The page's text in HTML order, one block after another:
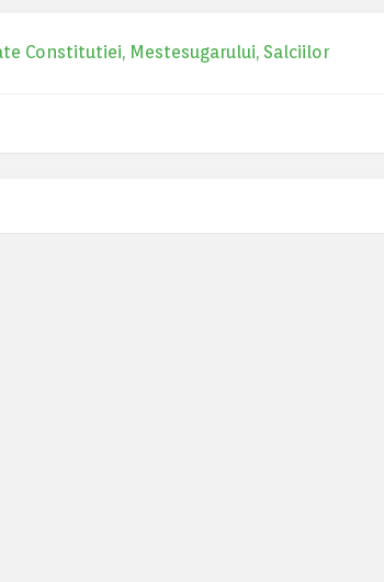
Constitutiei, Mestesugarului, Salciilor